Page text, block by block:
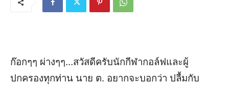
ก๊อกๆๆ ผ่างๆๆ…สวัสดีครับนักกีฬากอล์ฟและผู้
ปกครองทุกท่าน นาย ต. อยากจะบอกว่า ปลื้มกับ